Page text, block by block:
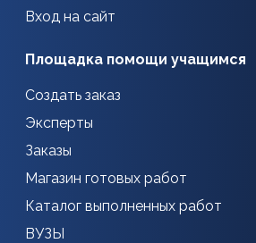
Вход на сайт
Площадка помощи учащимся
Создать заказ
Эксперты
Заказы
Магазин готовых работ
Каталог выполненных работ
ВУЗЫ